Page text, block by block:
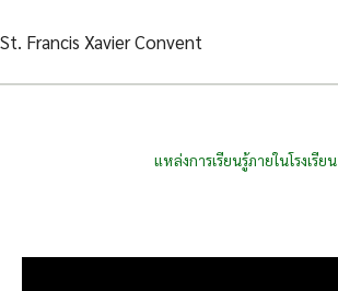
to
St. Francis Xavier Convent
แหล่งการเรียนรู้ภายในโรงเรียน